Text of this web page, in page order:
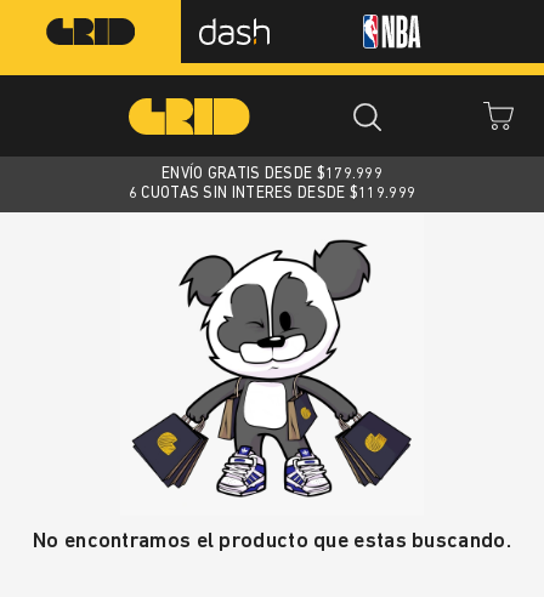
ENVÍO GRATIS DESDE $179.999
6 CUOTAS SIN INTERES DESDE $119.999
No encontramos el producto que estas buscando.